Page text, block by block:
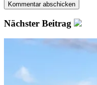
Nächster Beitrag